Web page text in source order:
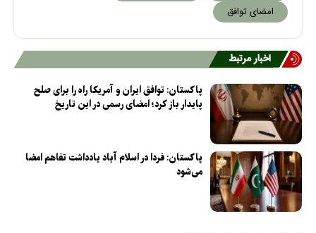
امضای توافق
اخبار مرتبط
پاکستان: توافق ایران و آمریکا راه را برای صلح
پایدار باز کرد؛ امضای رسمی در این تاریخ
پاکستان: فردا در اسلام آباد یادداشت تفاهم امضا
می‌شود